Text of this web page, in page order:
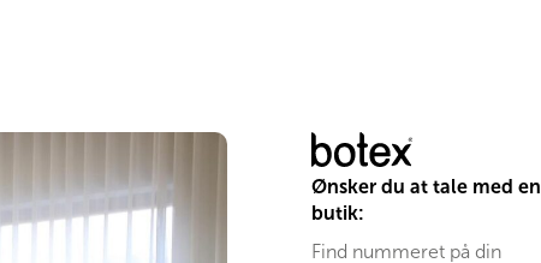
Ønsker du at tale med en
butik:
Find nummeret på din